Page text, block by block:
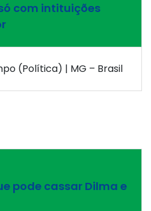
com intituições
(Política) | MG – Brasil
pode cassar Dilma e